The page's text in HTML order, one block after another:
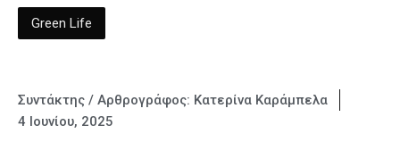
Green Life
Συντάκτης / Αρθρογράφος: Κατερίνα Καράμπελα
4 Ιουνίου, 2025